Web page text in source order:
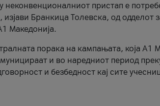
неконвенционалниот пристап е
Бранкица Толевска, од одделот
Македонија.
порака на кампањата, која A1
и во наредниот период
и безбедност кај сите